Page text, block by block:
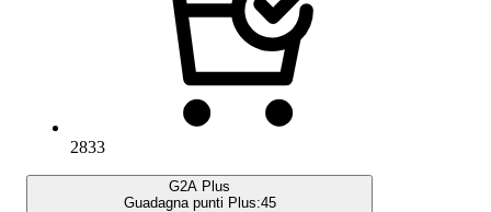
2833
G2A Plus
Guadagna punti Plus:45